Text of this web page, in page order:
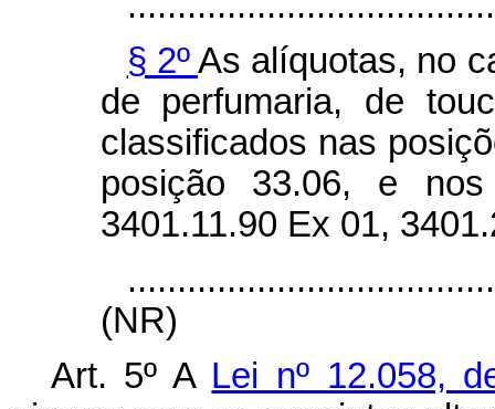
§ 2ºAs alíquotas, no
de perfumaria, de
classificados nas
posição 33.06, e nos
3401.11.90 Ex 01,
(NR)
Art. 5º A Lei nº 12.058,